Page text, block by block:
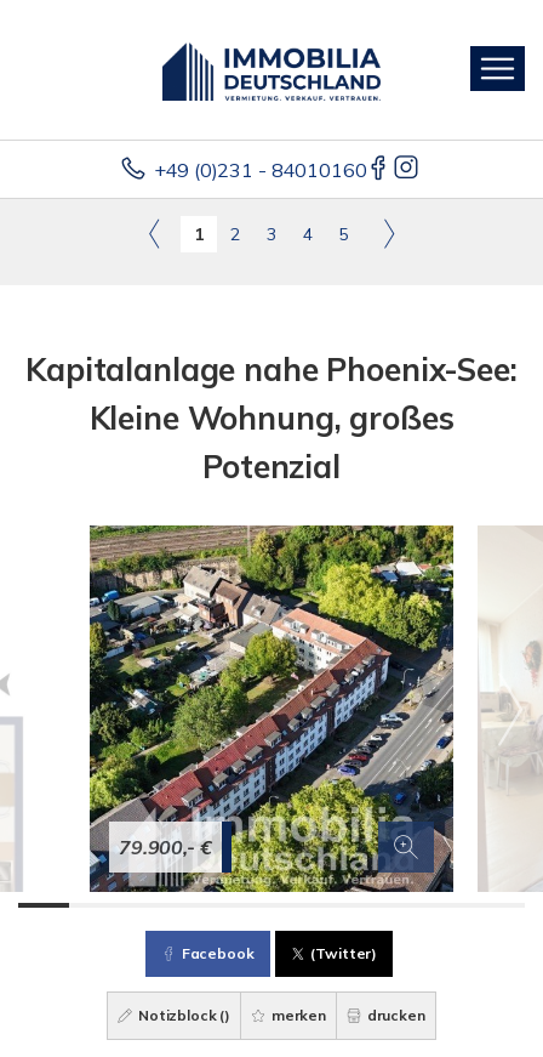
+49 (0)231 - 84010160
1 2 3 4 5
Kapitalanlage nahe Phoenix-See:
Kleine Wohnung, großes
Potenzial
79.900,- €
Facebook (Twitter)
Notizblock () merken drucken